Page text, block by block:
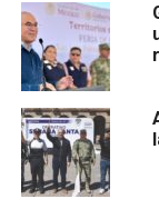
El archivo digital
multimedia
espacio de 6.05
gráfico,se
redes sociales
haber sido
privacidad.